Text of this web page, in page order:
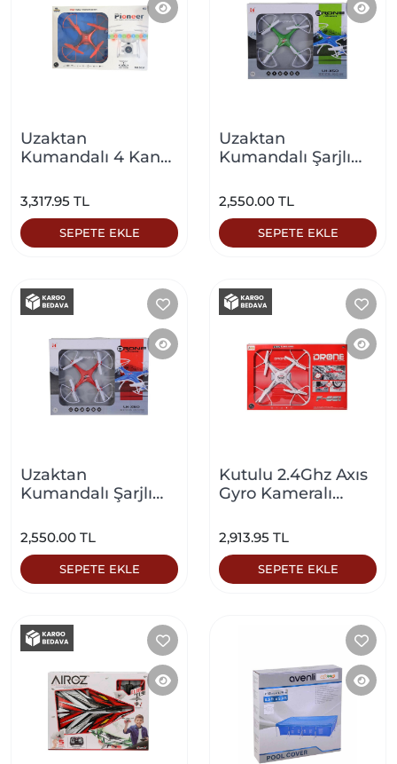
Uzaktan
Kumandalı 4 Kanal
Drone Kırmızı
3,317.95 TL
SEPETE EKLE
Uzaktan
Kumandalı Şarjlı
2,550.00 TL
SEPETE EKLE
Uzaktan
Kumandalı Şarjlı
Kırmızı
2,550.00 TL
SEPETE EKLE
Kutulu 2.4Ghz Axıs
Gyro Kameralı
2,913.95 TL
SEPETE EKLE